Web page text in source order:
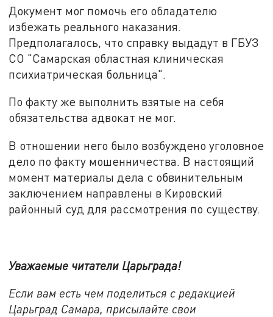
Документ мог помочь его обладателю
избежать реального наказания.
Предполагалось, что справку выдадут в ГБУЗ
СО "Самарская областная клиническая
психиатрическая больница".
По факту же выполнить взятые на себя
обязательства адвокат не мог.
В отношении него было возбуждено уголовное
дело по факту мошенничества. В настоящий
момент материалы дела с обвинительным
заключением направлены в Кировский
районный суд для рассмотрения по существу.
Уважаемые читатели Царьграда!
Если вам есть чем поделиться с редакцией
Царьград Самара, присылайте свои